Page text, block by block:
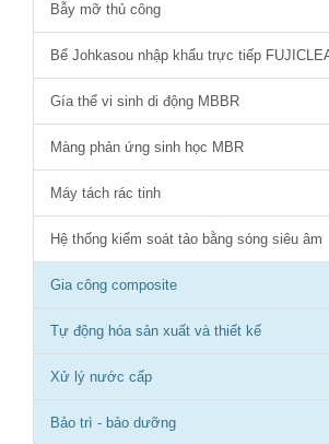
Bẫy mỡ thủ công
Bể Johkasou nhập khẩu trực tiếp
Gía thể vi sinh di động MBBR
Màng phản ứng sinh học MBR
Máy tách rác tinh
Hệ thống kiểm soát tảo bằng sóng siêu âm
Gia công composite
Tự động hóa sản xuất và thiết kế
Xử lý nước cấp
Bảo trì - bảo dưỡng